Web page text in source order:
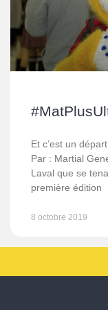
Et c’est un
Par : Martial
Laval que se
première édition
8 octobre 2019